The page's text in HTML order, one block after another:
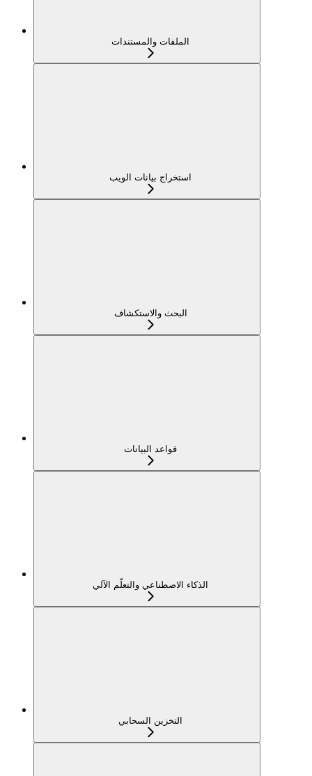
الملفات والمستندات
استخراج بيانات الويب
البحث والاستكشاف
قواعد البيانات
الذكاء الاصطناعي والتعلّم الآلي
التخزين السحابي